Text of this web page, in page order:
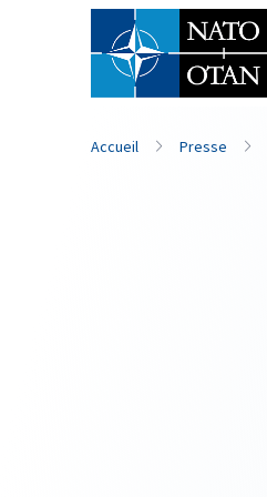
Nom de famille*
Accueil Presse